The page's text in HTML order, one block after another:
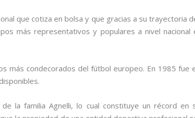
que cotiza en bolsa y que gracias a su trayectoria
más representativos y populares a nivel nacional
más condecorados del fútbol europeo. En 1985 fue
la familia Agnelli, lo cual constituye un récord en